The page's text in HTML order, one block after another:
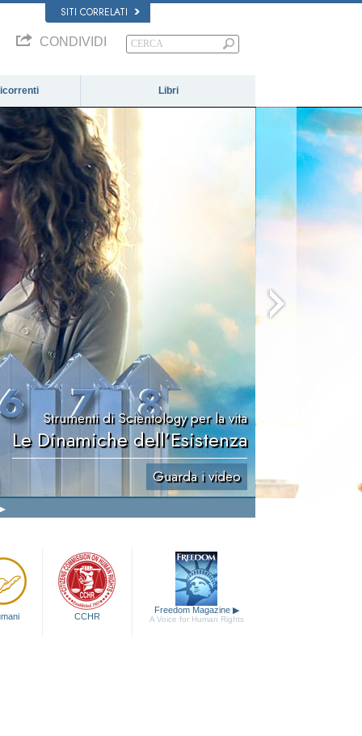
SITI CORRELATI
CONDIVIDI
Libri
Strumenti di Scientology per la vita
Le Dinamiche dell’Esistenza
Guarda i video
CCHR
Freedom Magazine ▶
A Voice for Human Rights